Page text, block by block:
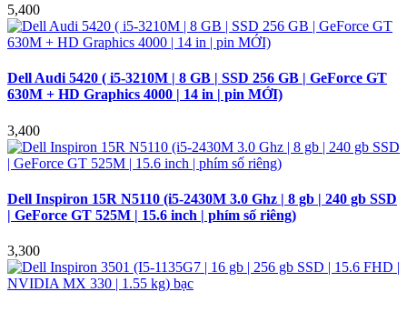
5,400
Dell Audi 5420 ( i5-3210M | 8 GB | SSD 256 GB | GeForce GT
630M + HD Graphics 4000 | 14 in | pin MỚI)
3,400
Dell Inspiron 15R N5110 (i5-2430M 3.0 Ghz | 8 gb | 240 gb SSD
| GeForce GT 525M | 15.6 inch | phím số riêng)
3,300